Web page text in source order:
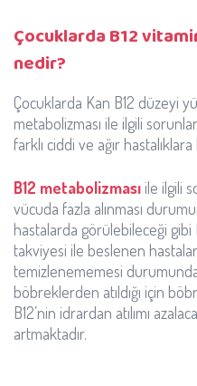
Çocuklarda B12
nedir?
Çocuklarda Kan B12 düzeyi
metabolizması ile ilgili
farklı ciddi ve ağır
B12 metabolizması ile ilgili
vücuda fazla alınması
hastalarda görülebileceği
takviyesi ile beslenen
temizlenememesi
böbreklerden atıldığı için
B12’nin idrardan atılımı
artmaktadır.